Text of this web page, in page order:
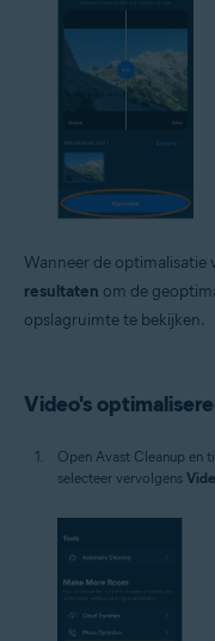
Wanneer de optimalisatie
resultaten om de
opslagruimte te bekijken.
Video's
Open Avast Cleanup en
selecteer vervolgens